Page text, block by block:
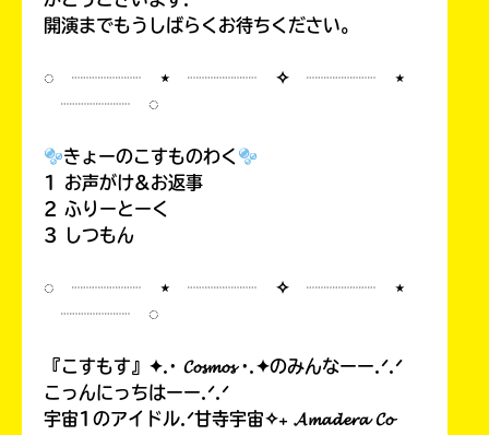
開演までもうしばらくお待ちください。
◌ ┈┈┈┈ ⋆ ┈┈┈┈ ✧ ┈┈┈┈ ⋆
┈┈┈┈ ◌
きょーのこすものわく
1 お声がけ&お返事
2 ふりーとーく
3 しつもん
◌ ┈┈┈┈ ⋆ ┈┈┈┈ ✧ ┈┈┈┈ ⋆
┈┈┈┈ ◌
『こすもす』✦.· 𝓒𝓸𝓼𝓶𝓸𝓼 ·.✦のみんなーー.ᐟ.ᐟ
こっんにっちはーー.ᐟ.ᐟ
宇宙1のアイドル.ᐟ甘寺宇宙✧₊ 𝓐𝓶𝓪𝓭𝓮𝓻𝓪 𝓒𝓸